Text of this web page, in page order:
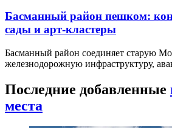
Басманный район пешком:
сады и арт-кластеры
Басманный район соединяет старую
железнодорожную инфраструктуру,
Последние добавленные
места